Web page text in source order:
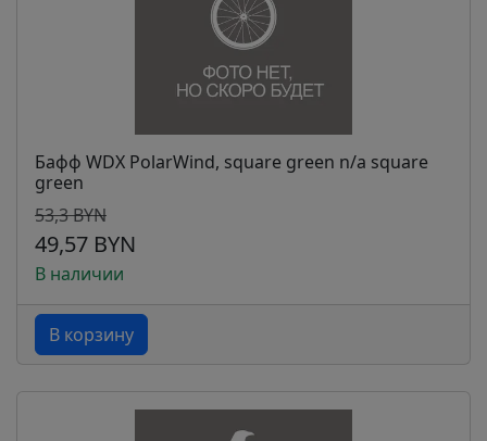
Бафф WDX PolarWind, square green n/a square
green
53,3 BYN
49,57 BYN
В наличии
В корзину